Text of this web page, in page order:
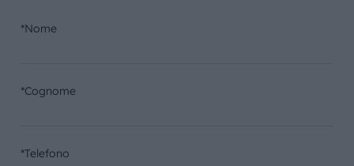
*Nome
*Cognome
*Telefono